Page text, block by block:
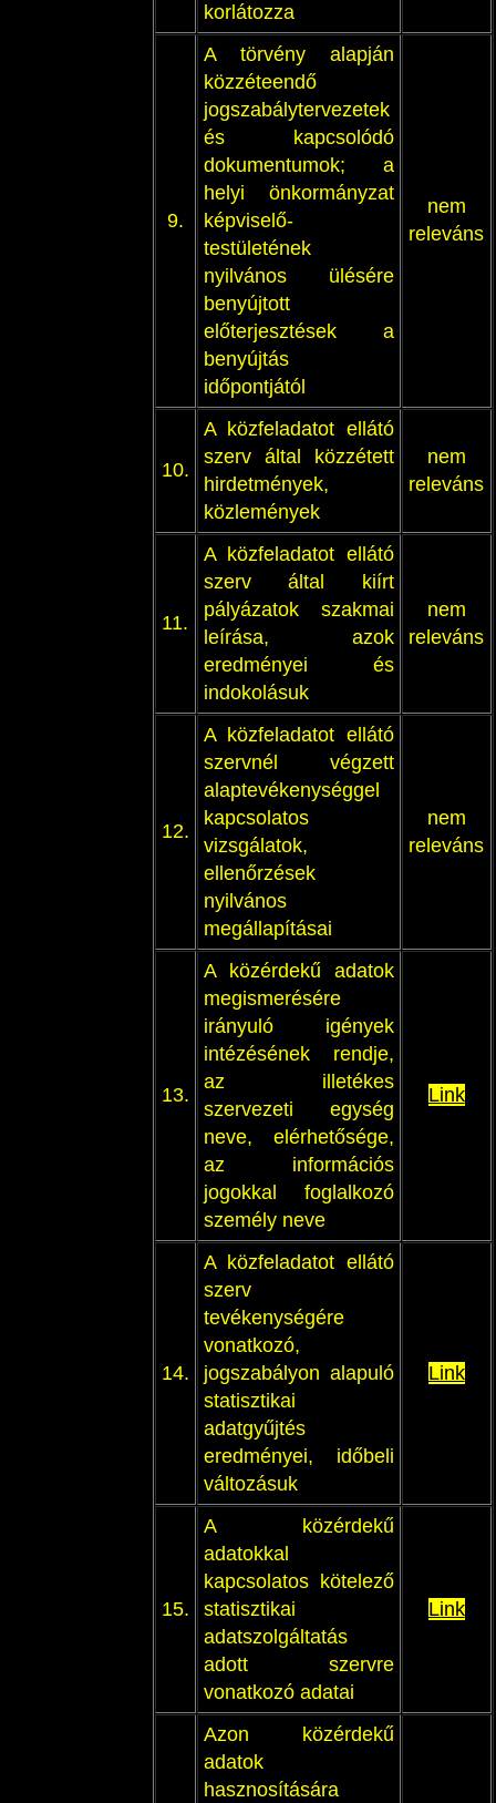
korlátozza
9.
A törvény alapján
közzéteendő
jogszabálytervezetek
és kapcsolódó
dokumentumok; a
helyi önkormányzat
képviselő-
testületének
nyilvános ülésére
benyújtott
előterjesztések a
benyújtás
időpontjától
nem
releváns
10.
A közfeladatot ellátó
szerv által közzétett
hirdetmények,
közlemények
nem
releváns
11.
A közfeladatot ellátó
szerv által kiírt
pályázatok szakmai
leírása, azok
eredményei és
indokolásuk
nem
releváns
12.
A közfeladatot ellátó
szervnél végzett
alaptevékenységgel
kapcsolatos
vizsgálatok,
ellenőrzések
nyilvános
megállapításai
nem
releváns
13.
A közérdekű adatok
megismerésére
irányuló igények
intézésének rendje,
az illetékes
szervezeti egység
neve, elérhetősége,
az információs
jogokkal foglalkozó
személy neve
Link
14.
A közfeladatot ellátó
szerv
tevékenységére
vonatkozó,
jogszabályon alapuló
statisztikai
adatgyűjtés
eredményei, időbeli
változásuk
Link
15.
A közérdekű
adatokkal
kapcsolatos kötelező
statisztikai
adatszolgáltatás
adott szervre
vonatkozó adatai
Link
Azon közérdekű
adatok
hasznosítására